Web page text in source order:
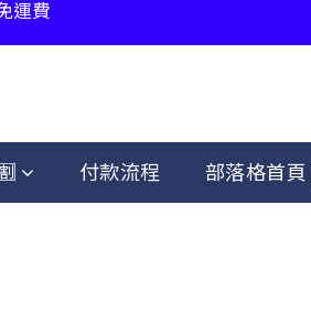
運費
付款流程 部落格首頁